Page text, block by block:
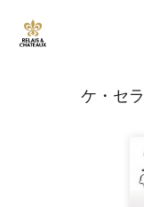
ケ・セ